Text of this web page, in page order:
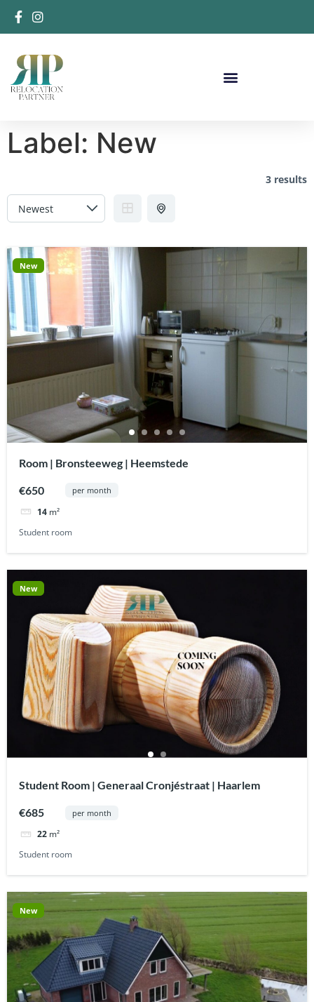
Label: New
3 results
New
Room | Bronsteeweg | Heemstede
€650 per month
14 m²
Student room
New
Student Room | Generaal Cronjéstraat | Haarlem
€685 per month
22 m²
Student room
New